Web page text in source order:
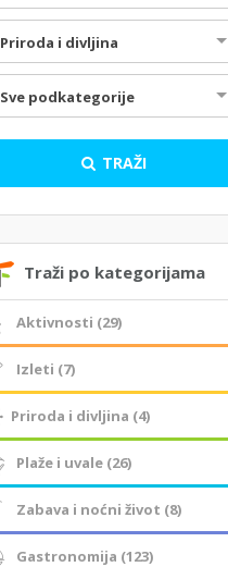
Priroda i divljina
Sve podkategorije
TRAŽI
Traži po kategorijama
Aktivnosti (29)
Izleti (7)
Priroda i divljina (4)
Plaže i uvale (26)
Zabava i noćni život (8)
Gastronomija (123)